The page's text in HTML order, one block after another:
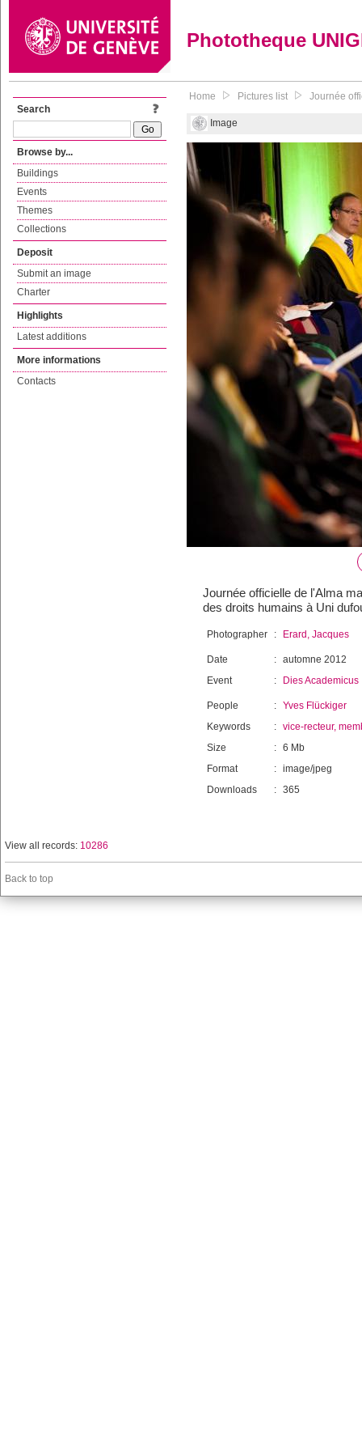
Phototheque
Search
Browse by...
Buildings
Events
Themes
Collections
Deposit
Submit an image
Charter
Highlights
Latest additions
More informations
Contacts
Home Pictures list Journée
Image
Journée officielle de l'Alma
des droits humains à Uni
Photographer : Erard, Jacques
Date : automne 2012
Event
: Dies Academicus
People : Yves Flückiger
Keywords
: vice-recteur,
Size
: 6 Mb
Format
: image/jpeg
Downloads
: 365
View all records: 10286
Back to top